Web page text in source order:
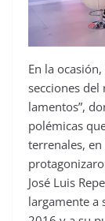
En la
secciones
lamentos”,
polémicas
terrenales,
José Luis
largamente a